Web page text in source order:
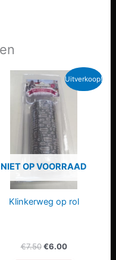
Uitverkoop!
NIET OP VOORRAAD
Klinkerweg op rol
€7.50 Oorspronkelijke
€6.00Huidige